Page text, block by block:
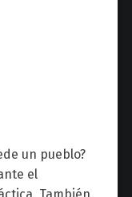
un pueblo?
el